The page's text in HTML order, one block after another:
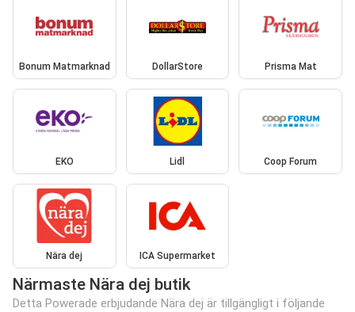
Bonum Matmarknad DollarStore Prisma Mat
EKO Lidl Coop Forum
Nära dej ICA Supermarket
Närmaste Nära dej butik
Detta Powerade erbjudande Nära dej är tillgängligt i följande